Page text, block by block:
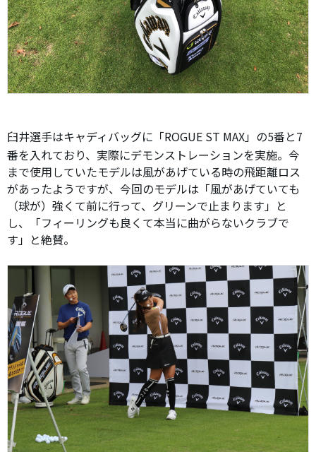
臼井選手はキャディバッグに「ROGUE ST MAX」の5番と7
番を入れており、実際にデモンストレーションを実施。今
まで使用していたモデルは風があげている時の飛距離ロス
があったようですが、今回のモデルは「風があげていても
（球が）強くて前に行って、グリーンで止まります」と
し、「フィーリングも良くて本当に曲がらないクラブで
す」と絶賛。